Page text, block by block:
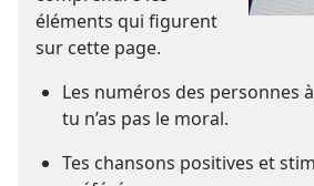
éléments qui figurent
sur cette page.
Les numéros des personnes
tu n’as pas le moral.
Tes chansons positives et